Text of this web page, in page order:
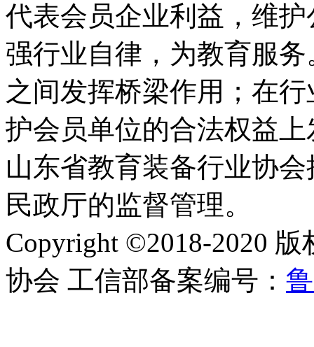
代表会员企业利益，维
强行业自律，为教育服
之间发挥桥梁作用；在
护会员单位的合法权益
山东省教育装备行业协
民政厅的监督管理。
Copyright ©2018-2020
协会 工信部备案编号：